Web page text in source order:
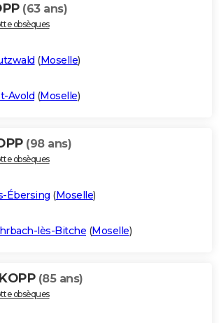
(63 ans)
obsèques
(Moselle)
Avold (Moselle)
(98 ans)
obsèques
Ébersing (Moselle)
lès-Bitche (Moselle)
(85 ans)
obsèques